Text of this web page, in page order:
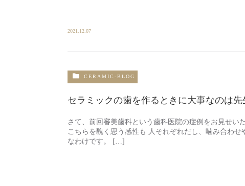
2021.12.07
CERAMIC-BLOG
セラミックの歯を作るときに大事なのは先
さて、前回審美歯科という歯科医院の症例をお見せい
こちらを醜く思う感性も 人それぞれだし、噛み合わ
なわけです。 […]